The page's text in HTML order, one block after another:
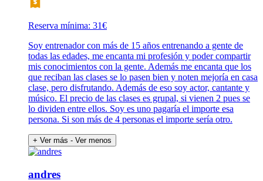
Reserva mínima: 31€
Soy entrenador con más de 15 años entrenando a gente de
todas las edades, me encanta mi profesión y poder compartir
mis conocimientos con la gente. Además me encanta que los
que reciban las clases se lo pasen bien y noten mejoría en casa
clase, pero disfrutando. Además de eso soy actor, cantante y
músico. El precio de las clases es grupal, si vienen 2 pues se
lo dividen entre ellos. Soy es uno pagaría el importe esa
persona. Si son más de 4 personas el importe sería otro.
+ Ver más - Ver menos
andres